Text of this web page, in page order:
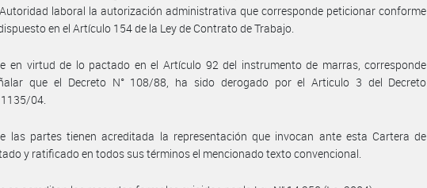
laboral la autorización administrativa que corresponde peticionar conforme
en el Artículo 154 de la Ley de Contrato de Trabajo.
en virtud de lo pactado en el Artículo 92 del instrumento de marras, corresponde
que el Decreto N° 108/88, ha sido derogado por el Articulo 3 del Decreto
1135/04.
las partes tienen acreditada la representación que invocan ante esta Cartera de
y ratificado en todos sus términos el mencionado texto convencional.